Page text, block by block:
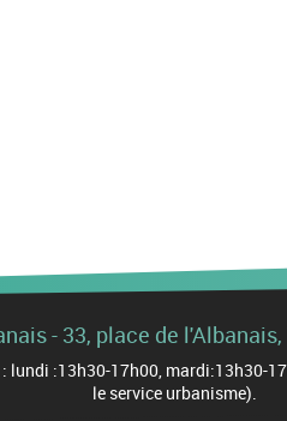
- 33, place de
:13h30-17h00, mardi:13h30-
le service urbanisme).